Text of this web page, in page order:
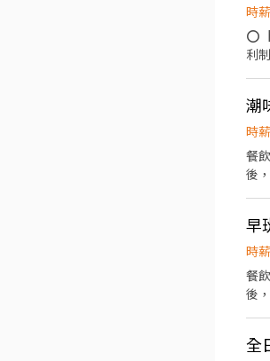
時
⭕
利
的
高
親
潮
時
餐
後，收
早
時
餐
後，收
全